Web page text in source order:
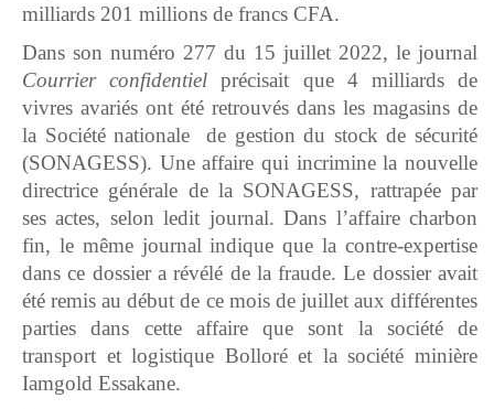
milliards 201 millions de francs CFA.
Dans son numéro 277 du 15 juillet 2022, le journal
Courrier confidentiel précisait que 4 milliards de
vivres avariés ont été retrouvés dans les magasins de
la Société nationale de gestion du stock de sécurité
(SONAGESS). Une affaire qui incrimine la nouvelle
directrice générale de la SONAGESS, rattrapée par
ses actes, selon ledit journal. Dans l’affaire charbon
fin, le même journal indique que la contre-expertise
dans ce dossier a révélé de la fraude. Le dossier avait
été remis au début de ce mois de juillet aux différentes
parties dans cette affaire que sont la société de
transport et logistique Bolloré et la société minière
Iamgold Essakane.